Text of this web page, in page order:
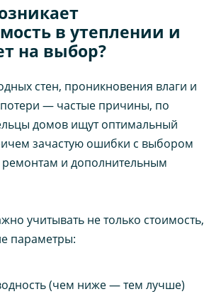
в утеплении и
на выбор?
стен, проникновения влаги и
— частые причины, по
домов ищут оптимальный
зачастую ошибки с выбором
ремонтам и дополнительным
учитывать не только стоимость,
параметры:
(чем ниже — тем лучше)